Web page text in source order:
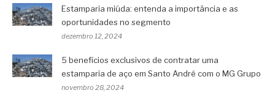
Estamparia miúda: entenda a importância e as
oportunidades no segmento
dezembro 12, 2024
5 benefícios exclusivos de contratar uma
estamparia de aço em Santo André com o MG Grupo
novembro 28, 2024